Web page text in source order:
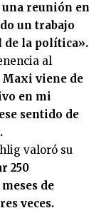
reunión en
un trabajo
de la política».
al
viene de
en mi
sentido de
valoró su
250
de
veces.